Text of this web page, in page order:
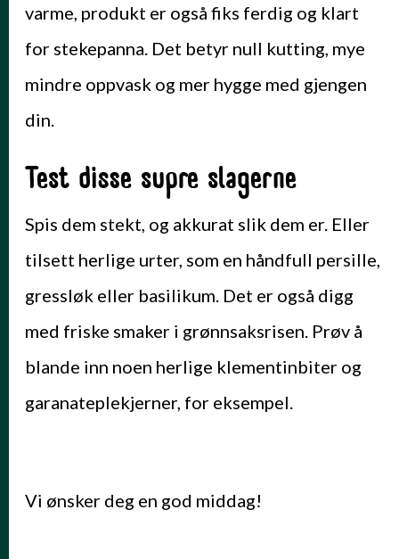
varme, produkt er også fiks ferdig og klart
for stekepanna. Det betyr null kutting, mye
mindre oppvask og mer hygge med gjengen
din.
Test disse supre slagerne
Spis dem stekt, og akkurat slik dem er. Eller
tilsett herlige urter, som en håndfull persille,
gressløk eller basilikum. Det er også digg
med friske smaker i grønnsaksrisen. Prøv å
blande inn noen herlige klementinbiter og
garanateplekjerner, for eksempel.
Vi ønsker deg en god middag!